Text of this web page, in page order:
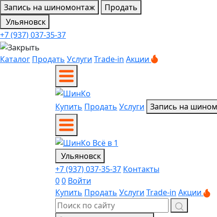
Запись на шиномонтаж
Продать
Ульяновск
+7 (937) 037-35-37
Каталог Продать Услуги Trade-in Акции
Купить Продать Услуги Запись на
Ульяновск
+7 (937) 037-35-37 Контакты
00 Войти
Купить Продать Услуги Trade-in Акции